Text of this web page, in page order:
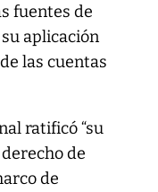
fuentes de
aplicación
las cuentas
ratificó “su
de
de